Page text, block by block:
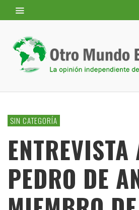
SIN CATEGORÍA
ENTREVISTA
PEDRO DE